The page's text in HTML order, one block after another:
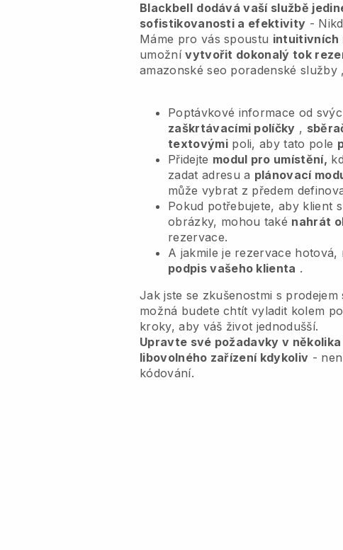
Blackbell dodává vaší službě
sofistikovanosti a efektivity -
Máme pro vás spoustu intuitivních
umožnívytvořit dokonalý tok
amazonské seo poradenské služby
Poptávkové informace od
zaškrtávacími políčky ,
textovýmipoli, aby tato pole
Přidejte modul pro umístění,
zadat adresu a plánovací
může vybrat z předem
Pokud potřebujete, aby klient
obrázky, mohou také nahrát
rezervace.
A jakmile je rezervace hotová,
podpis vašeho klienta .
Jak jste se zkušenostmi s
možná budete chtít vyladit kolem
kroky, aby váš život jednodušší.
Upravte své požadavky v
libovolného zařízení kdykoliv -
kódování.